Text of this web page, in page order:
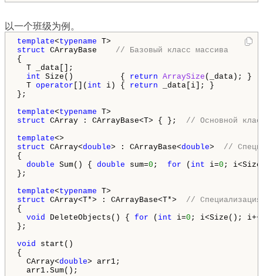
以一个班级为例。
template<typename
struct CArrayBase // Базовый класс массива
{
T _data[];
int Size()          { return ArraySize (_data); }
T operator []( int i) { return _data[i]; }
};
template<typename
struct CArray : CArrayBase<T> { }; // Основной
template
struct CArray<double> : CArrayBase<double> //
{
double Sum() { double sum=0 ; for ( int i=0 ;
};
template<typename
struct CArray<T*> : CArrayBase<T*> //
{
void DeleteObjects() { for ( int i=0 ; i<Size();
};
void start()
{
CArray<double> arr1;
arr1.Sum();